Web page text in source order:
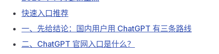
快速入口推荐
一、先给结论：国内用户用 ChatGPT 有三条路线
二、ChatGPT 官网入口是什么？